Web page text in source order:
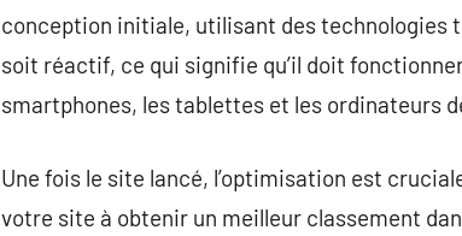
conception initiale, utilisant des technologies
soit réactif, ce qui signifie qu’il doit
smartphones, les tablettes et les ordinateurs
Une fois le site lancé, l’optimisation est
votre site à obtenir un meilleur classement